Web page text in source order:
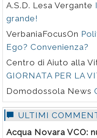
A.S.D. Lesa Vergante
grande!
VerbaniaFocusOn
Ego? Convenienza?
Centro di Aiuto alla
GIORNATA PER LA
Domodossola News
ULTIMI
Acqua Novara VCO: